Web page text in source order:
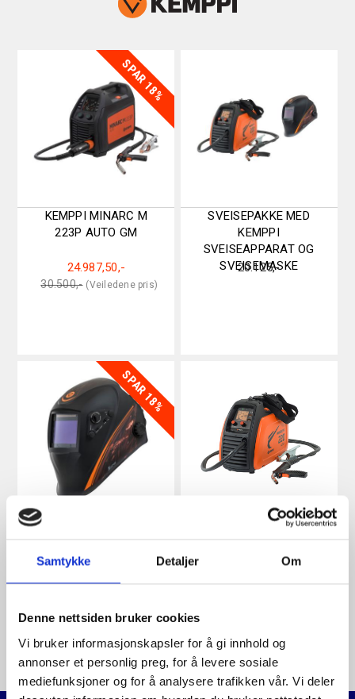
Samtykke Detaljer Om
Denne nettsiden bruker cookies
Vi bruker informasjonskapsler for å gi innhold og
annonser et personlig preg, for å levere sosiale
mediefunksjoner og for å analysere trafikken vår. Vi deler
SPAR 18%
KEMPPI MINARC M
223P AUTO GM
30.500,-
Original
24.987,50,-
Current
SVEISEPAKKE MED
KEMPPI
SVEISEAPPARAT OG
SVEISEMASKE
20.125,-
SPAR 18%
AUTOBLENDING
price
1.500,-.
price
1.237,50,-.
KEMPPI MINARCMIG